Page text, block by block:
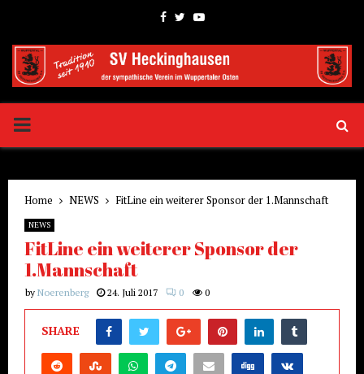
Facebook
TwitterYoutube
PRIMARY
Home NEWS FitLine ein weiterer Sponsor der 1.Mannschaft
NEWS
FitLine ein weiterer Sponsor der
1.Mannschaft
by Noerenberg 24. Juli 2017 0 0
SHARE